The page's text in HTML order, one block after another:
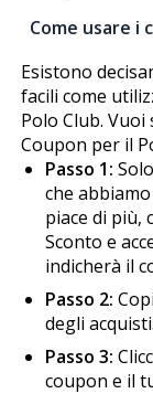
Come usare i
Esistono
facili come
Polo Club.
Coupon per il
Passo 1:
che
piace di più,
Sconto e
indicherà il
Passo 2:
degli acquisti.
Passo 3:
coupon e il